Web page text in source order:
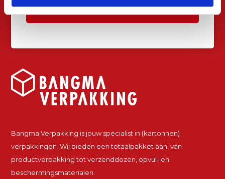
Bangma Verpakking is jouw specialist in (kartonnen)
verpakkingen. Wij bieden een totaalpakket aan, van
productverpakking tot verzenddozen, opvul- en
beschermingsmaterialen.